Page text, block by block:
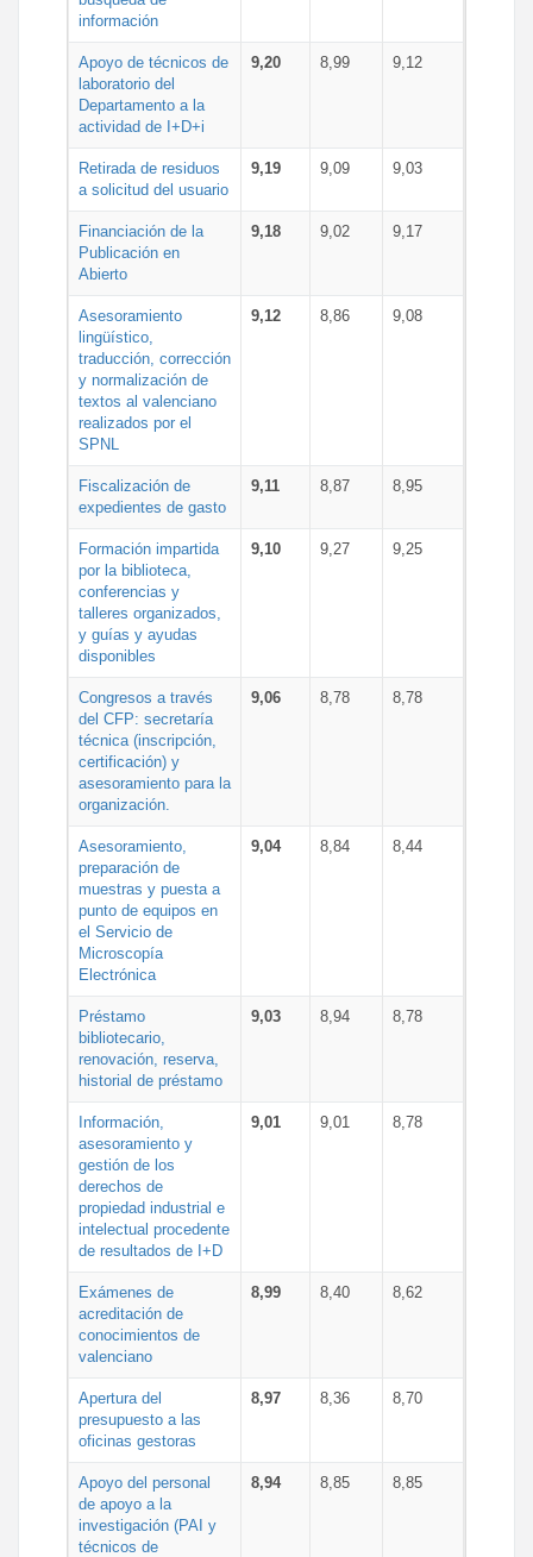
información
Apoyo de técnicos de
laboratorio del
Departamento a la
actividad de I+D+i
9,20 8,99 9,12
Retirada de residuos
a solicitud del usuario
9,19 9,09 9,03
Financiación de la
Publicación en
Abierto
9,18 9,02 9,17
Asesoramiento
lingüístico,
traducción, corrección
y normalización de
textos al valenciano
realizados por el
SPNL
9,12 8,86 9,08
Fiscalización de
expedientes de gasto
9,11 8,87 8,95
Formación impartida
por la biblioteca,
conferencias y
talleres organizados,
y guías y ayudas
disponibles
9,10 9,27 9,25
Congresos a través
del CFP: secretaría
técnica (inscripción,
certificación) y
asesoramiento para la
organización.
9,06 8,78 8,78
Asesoramiento,
preparación de
muestras y puesta a
punto de equipos en
el Servicio de
Microscopía
Electrónica
9,04 8,84 8,44
Préstamo
bibliotecario,
renovación, reserva,
historial de préstamo
9,03 8,94 8,78
Información,
asesoramiento y
gestión de los
derechos de
propiedad industrial e
intelectual procedente
de resultados de I+D
9,01 9,01 8,78
Exámenes de
acreditación de
conocimientos de
valenciano
8,99 8,40 8,62
Apertura del
presupuesto a las
oficinas gestoras
8,97 8,36 8,70
Apoyo del personal
de apoyo a la
investigación (PAI y
técnicos de
8,94 8,85 8,85